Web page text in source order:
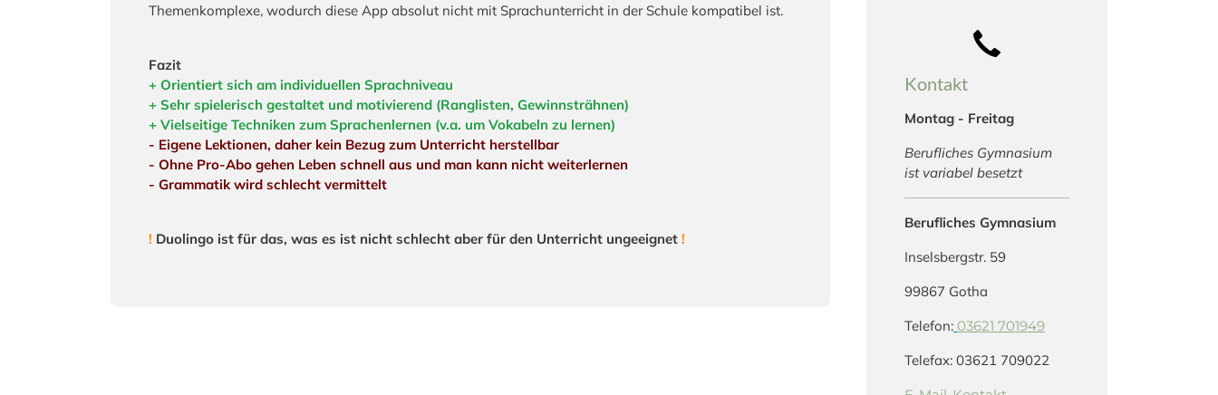
Themenkomplexe, wodurch diese App absolut nicht mit Sprachunterricht in der Schule kompatibel ist.
Fazit
+ Orientiert sich am individuellen Sprachniveau
+ Sehr spielerisch gestaltet und motivierend (Ranglisten, Gewinnsträhnen)
+ Vielseitige Techniken zum Sprachenlernen (v.a. um Vokabeln zu lernen)
- Eigene Lektionen, daher kein Bezug zum Unterricht herstellbar
- Ohne Pro-Abo gehen Leben schnell aus und man kann nicht weiterlernen
- Grammatik wird schlecht vermittelt
! Duolingo ist für das, was es ist nicht schlecht aber für den Unterricht ungeeignet !
Kontakt
Montag - Freitag
Berufliches Gymnasium
ist variabel besetzt
Berufliches Gymnasium
Inselsbergstr. 59
99867 Gotha
Telefon: 03621 701949
Telefax: 03621 709022